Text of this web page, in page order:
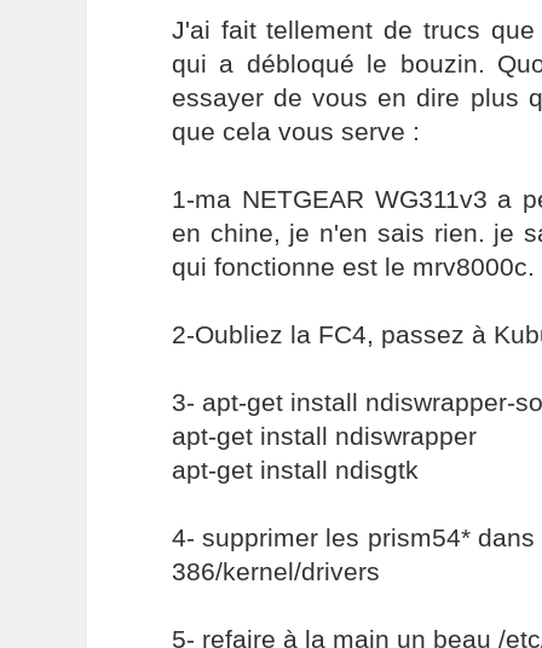
J'ai fait tellement de trucs
qui a débloqué le bouzin.
essayer de vous en dire plus
que cela vous serve :
1-ma NETGEAR WG311v3 a
en chine, je n'en sais rien. je
qui fonctionne est le mrv8000c.
2-Oubliez la FC4, passez à
3- apt-get install ndiswrapper-
apt-get install ndiswrapper
apt-get install ndisgtk
4- supprimer les prism54*
386/kernel/drivers
5- refaire à la main un beau /